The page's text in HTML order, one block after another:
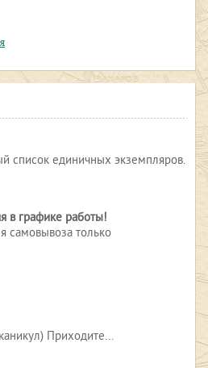
список единичных экземпляров.
в графике работы!
самовывоза только
Приходите...